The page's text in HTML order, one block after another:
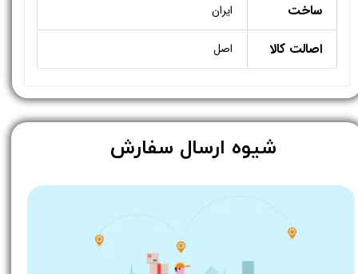
ساخت ایران
اصالت کالا اصل
​شیوه ارسال سفارش